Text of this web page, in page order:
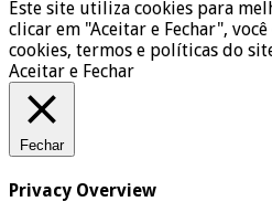
Este site utiliza cookies para
clicar em "Aceitar e Fechar",
cookies, termos e políticas do
Aceitar e Fechar
Fechar
Privacy Overview